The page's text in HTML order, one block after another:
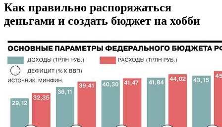
Как правильно распоряжаться
деньгами и создать бюджет на хобби